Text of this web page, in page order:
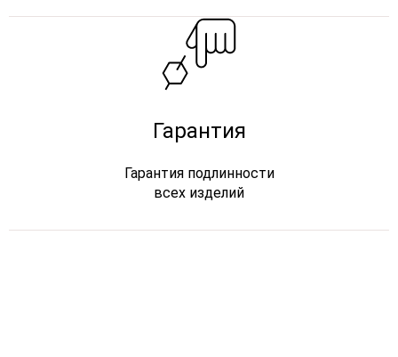
Гарантия
Гарантия подлинности
всех изделий